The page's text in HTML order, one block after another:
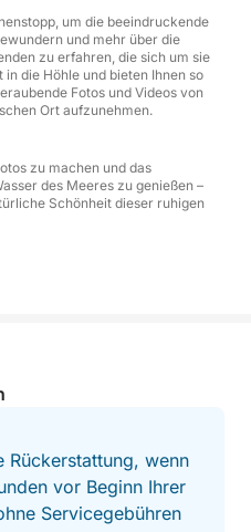
Gleiten Sie in diese
Sie ihre
die einzigartige
aus. Diese seltene
Küste in ein filmreifes
und Handtuch mit –
den Rest.
um die beeindruckende
und mehr über die
zu erfahren, die sich um sie
die Höhle und bieten Ihnen so
Fotos und Videos von
Ort aufzunehmen.
zu machen und das
des Meeres zu genießen –
Schönheit dieser ruhigen
Rückerstattung, wenn
vor Beginn Ihrer
Servicegebühren